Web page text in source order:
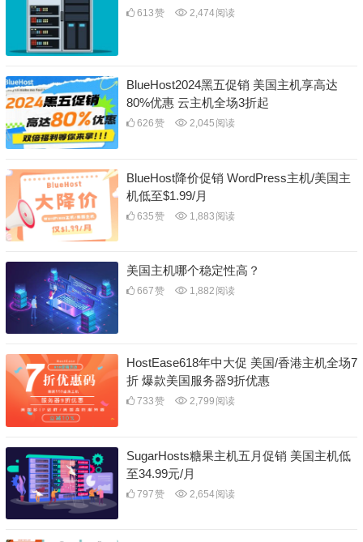
613赞 2,474阅读
BlueHost2024黑五促销 美国主机享高达
80%优惠 云主机全场3折起
626赞 2,045 阅读
BlueHost降价促销 WordPress主机/美国主
机低至$1.99/月
635赞 1,883 阅读
美国主机哪个稳定性高？
667赞 1,882 阅读
HostEase618年中大促 美国/香港主机全场7
折 爆款美国服务器9折优惠
733赞 2,799 阅读
SugarHosts糖果主机五月促销 美国主机低
至34.99元/月
797赞 2,654阅读